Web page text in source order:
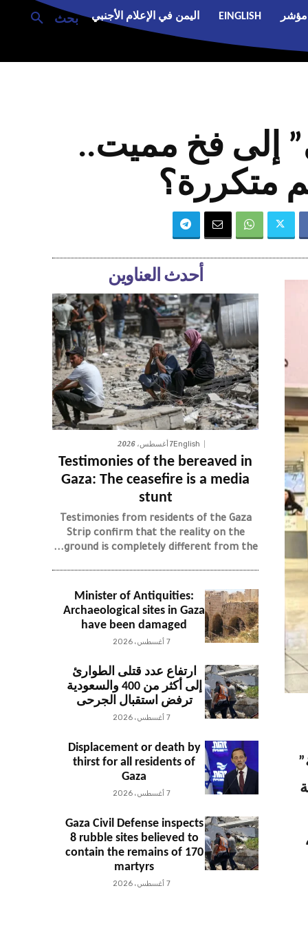
بحث مؤشر EINGLISH اليمن في الإعلام الأجنبي
إلى فخ مميت..
متكررة؟
أحدث العناوين
English7 أغسطس، 2026
Testimonies of the bereaved in
Gaza: The ceasefire is a media
stunt
Testimonies from residents of the Gaza
Strip confirm that the reality on the
ground is completely different from the...
Minister of Antiquities:
Archaeological sites in Gaza
have been damaged
7 أغسطس، 2026
ارتفاع عدد قتلى الطوارئ
إلى أكثر من 400 والسعودية
ترفض استقبال الجرحى
7 أغسطس، 2026
Displacement or death by
thirst for all residents of
Gaza
7 أغسطس، 2026
Gaza Civil Defense inspects
8 rubble sites believed to
contain the remains of 170
martyrs
7 أغسطس، 2026